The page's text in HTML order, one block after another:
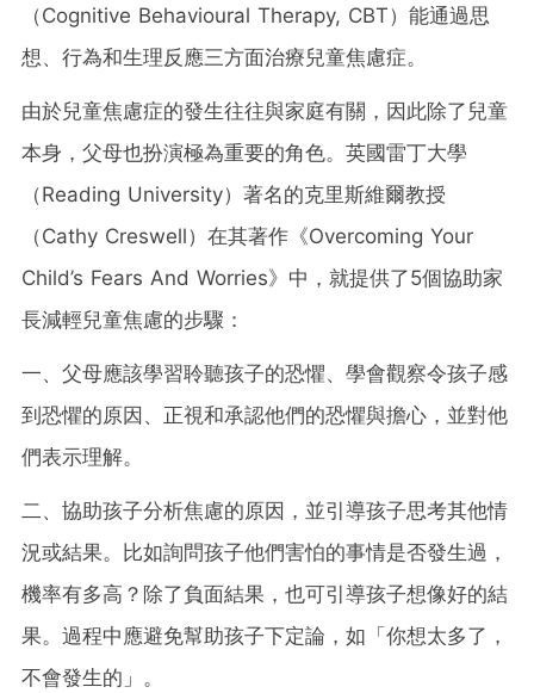
（Cognitive Behavioural Therapy, CBT）能通過思
想、行為和生理反應三方面治療兒童焦慮症。
由於兒童焦慮症的發生往往與家庭有關，因此除了兒童
本身，父母也扮演極為重要的角色。英國雷丁大學
（Reading University）著名的克里斯維爾教授
（Cathy Creswell）在其著作《Overcoming Your
Child’s Fears And Worries》中，就提供了5個協助家
長減輕兒童焦慮的步驟：
一、父母應該學習聆聽孩子的恐懼、學會觀察令孩子感
到恐懼的原因、正視和承認他們的恐懼與擔心，並對他
們表示理解。
二、協助孩子分析焦慮的原因，並引導孩子思考其他情
況或結果。比如詢問孩子他們害怕的事情是否發生過，
機率有多高？除了負面結果，也可引導孩子想像好的結
果。過程中應避免幫助孩子下定論，如「你想太多了，
不會發生的」。